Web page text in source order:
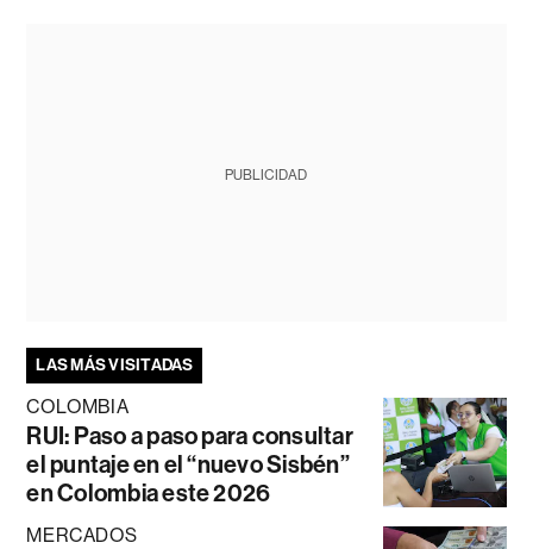
PUBLICIDAD
LAS MÁS VISITADAS
COLOMBIA
RUI: Paso a paso para consultar
el puntaje en el “nuevo Sisbén”
en Colombia este 2026
MERCADOS